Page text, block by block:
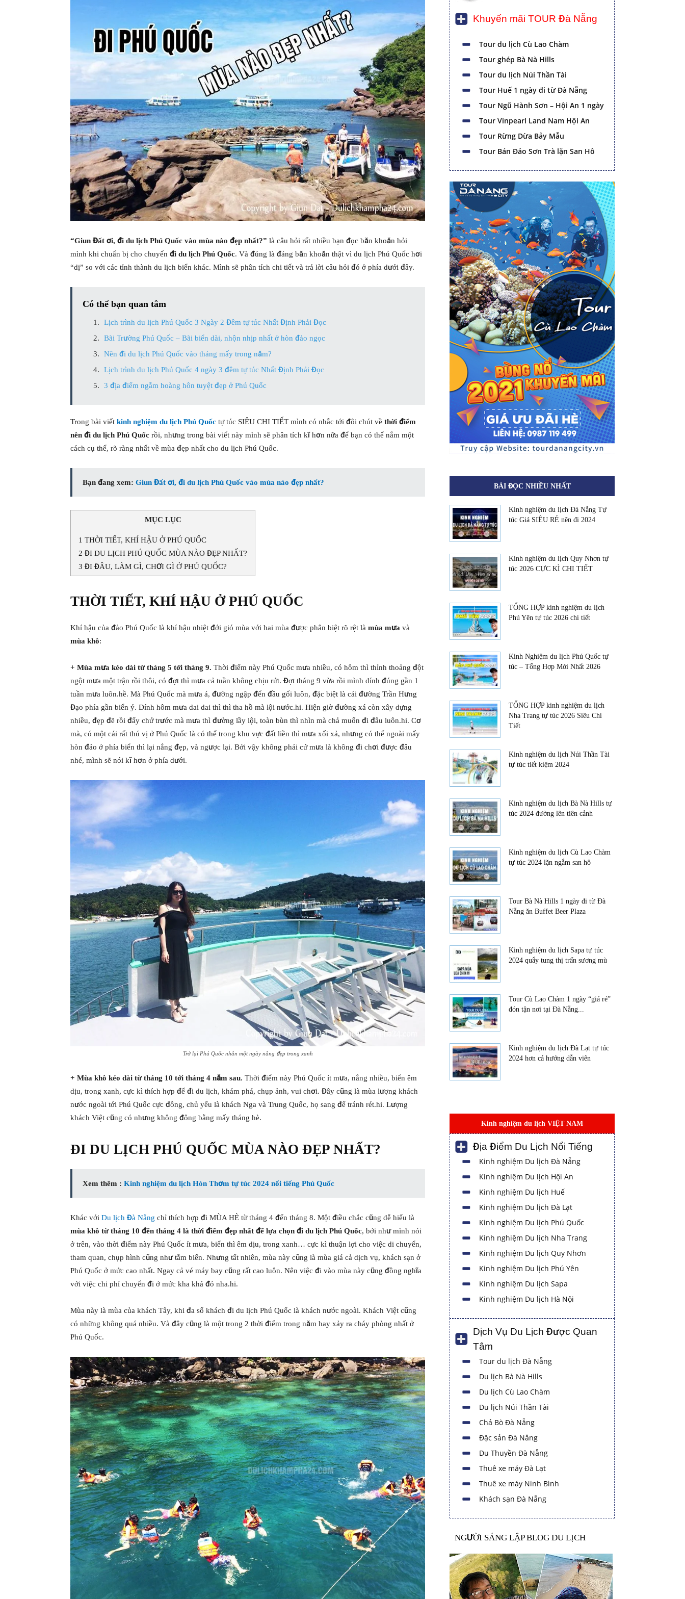
“Giun Đất ơi, đi du lịch Phú Quốc vào mùa nào đẹp nhất?” là câu hỏi rất nhiều bạn đọc băn khoăn hỏi
mình khi chuẩn bị cho chuyến đi du lịch Phú Quốc. Và đúng là đáng băn khoăn thật vì du lịch Phú Quốc hơi
“dị” so với các tỉnh thành du lịch biển khác. Mình sẽ phân tích chi tiết và trả lời câu hỏi đó ở phía dưới đây.
Có thể bạn quan tâm
Lịch trình du lịch Phú Quốc 3 Ngày 2 Đêm tự túc Nhất Định Phải Đọc
Bãi Trường Phú Quốc – Bãi biển dài, nhộn nhịp nhất ở hòn đảo ngọc
Nên đi du lịch Phú Quốc vào tháng mấy trong năm?
Lịch trình du lịch Phú Quốc 4 ngày 3 đêm tự túc Nhất Định Phải Đọc
3 địa điểm ngắm hoàng hôn tuyệt đẹp ở Phú Quốc
Trong bài viết kinh nghiệm du lịch Phú Quốc tự túc SIÊU CHI TIẾT mình có nhắc tới đôi chút về thời điểm
nên đi du lịch Phú Quốc rồi, nhưng trong bài viết này mình sẽ phân tích kĩ hơn nữa để bạn có thể nắm một
cách cụ thể, rõ ràng nhất về mùa đẹp nhất cho du lịch Phú Quốc.
Bạn đang xem: Giun Đất ơi, đi du lịch Phú Quốc vào mùa nào đẹp nhất?
MỤC LỤC
1 THỜI TIẾT, KHÍ HẬU Ở PHÚ QUỐC
2 ĐI DU LỊCH PHÚ QUỐC MÙA NÀO ĐẸP NHẤT?
3 ĐI ĐÂU, LÀM GÌ, CHƠI GÌ Ở PHÚ QUỐC?
THỜI TIẾT, KHÍ HẬU Ở PHÚ QUỐC
Khí hậu của đảo Phú Quốc là khí hậu nhiệt đới gió mùa với hai mùa được phân biệt rõ rệt là mùa mưa và
mùa khô:
+ Mùa mưa kéo dài từ tháng 5 tới tháng 9. Thời điểm này Phú Quốc mưa nhiều, có hôm thì thỉnh thoảng đột
ngột mưa một trận rồi thôi, có đợt thì mưa cả tuần không chịu rứt. Đợt tháng 9 vừa rồi mình dính đúng gần 1
tuần mưa luôn.hề. Mà Phú Quốc mà mưa á, đường ngập đến đầu gối luôn, đặc biệt là cái đường Trần Hưng
Đạo phía gần biển ý. Dính hôm mưa dai dai thì thì tha hồ mà lội nước.hi. Hiện giờ đường xá còn xây dựng
nhiều, đẹp đẽ rồi đấy chứ trước mà mưa thì đường lầy lội, toàn bùn thì nhìn mà chả muốn đi đâu luôn.hi. Cơ
mà, có một cái rất thú vị ở Phú Quốc là có thể trong khu vực đất liền thì mưa xối xả, nhưng có thể ngoài mấy
hòn đảo ở phía biển thì lại nắng đẹp, và ngược lại. Bởi vậy không phải cứ mưa là không đi chơi được đâu
nhé, mình sẽ nói kĩ hơn ở phía dưới.
Trở lại Phú Quốc nhân một ngày nắng đẹp trong xanh
+ Mùa khô kéo dài từ tháng 10 tới tháng 4 năm sau. Thời điểm này Phú Quốc ít mưa, nắng nhiều, biển êm
dịu, trong xanh, cực kì thích hợp để đi du lịch, khám phá, chụp ảnh, vui chơi. Đây cũng là mùa lượng khách
nước ngoài tới Phú Quốc cực đông, chủ yếu là khách Nga và Trung Quốc, họ sang để tránh rét.hi. Lượng
khách Việt cũng có nhưng không đông bằng mấy tháng hè.
ĐI DU LỊCH PHÚ QUỐC MÙA NÀO ĐẸP NHẤT?
Xem thêm : Kinh nghiệm du lịch Hòn Thơm tự túc 2024 nổi tiếng Phú Quốc
Khác với Du lịch Đà Nẵng chỉ thích hợp đi MÙA HÈ từ tháng 4 đến tháng 8. Một điều chắc cũng dễ hiểu là
mùa khô từ tháng 10 đến tháng 4 là thời điểm đẹp nhất để lựa chọn đi du lịch Phú Quốc, bởi như mình nói
ở trên, vào thời điểm này Phú Quốc ít mưa, biển thì êm dịu, trong xanh… cực kì thuận lợi cho việc di chuyển,
tham quan, chụp hình cũng như tắm biển. Nhưng tất nhiên, mùa này cũng là mùa giá cả dịch vụ, khách sạn ở
Phú Quốc ở mức cao nhất. Ngay cả vé máy bay cũng rất cao luôn. Nên việc đi vào mùa này cũng đồng nghĩa
với việc chi phí chuyến đi ở mức kha khá đó nha.hi.
Mùa này là mùa của khách Tây, khi đa số khách đi du lịch Phú Quốc là khách nước ngoài. Khách Việt cũng
có những không quá nhiều. Và đây cũng là một trong 2 thời điểm trong năm hay xảy ra cháy phòng nhất ở
Phú Quốc.
Khuyến mãi TOUR Đà Nẵng
Tour du lịch Cù Lao Chàm
Tour ghép Bà Nà Hills
Tour du lịch Núi Thần Tài
Tour Huế 1 ngày đi từ Đà Nẵng
Tour Ngũ Hành Sơn – Hội An 1 ngày
Tour Vinpearl Land Nam Hội An
Tour Rừng Dừa Bảy Mẫu
Tour Bán Đảo Sơn Trà lặn San Hô
BÀI ĐỌC NHIỀU NHẤT
Kinh nghiệm du lịch Đà Nẵng Tự
túc Giá SIÊU RẺ nên đi 2024
Kinh nghiệm du lịch Quy Nhơn tự
túc 2026 CỰC KÌ CHI TIẾT
TỔNG HỢP kinh nghiệm du lịch
Phú Yên tự túc 2026 chi tiết
Kinh Nghiệm du lịch Phú Quốc tự
túc – Tổng Hợp Mới Nhất 2026
TỔNG HỢP kinh nghiệm du lịch
Nha Trang tự túc 2026 Siêu Chi
Tiết
Kinh nghiệm du lịch Núi Thần Tài
tự túc tiết kiệm 2024
Kinh nghiệm du lịch Bà Nà Hills tự
túc 2024 đường lên tiên cảnh
Kinh nghiệm du lịch Cù Lao Chàm
tự túc 2024 lặn ngắm san hô
Tour Bà Nà Hills 1 ngày đi từ Đà
Nẵng ăn Buffet Beer Plaza
Kinh nghiệm du lịch Sapa tự túc
2024 quẩy tung thị trấn sương mù
Tour Cù Lao Chàm 1 ngày “giá rẻ”
đón tận nơi tại Đà Nẵng...
Kinh nghiệm du lịch Đà Lạt tự túc
2024 hơn cả hướng dẫn viên
Kinh nghiệm du lịch VIỆT NAM
Địa Điểm Du Lịch Nổi Tiếng
Kinh nghiệm Du lịch Đà Nẵng
Kinh nghiệm Du lịch Hội An
Kinh nghiệm Du lịch Huế
Kinh nghiệm Du lịch Đà Lạt
Kinh nghiệm Du lịch Phú Quốc
Kinh nghiệm Du lịch Nha Trang
Kinh nghiệm Du lịch Quy Nhơn
Kinh nghiệm Du lịch Phú Yên
Kinh nghiệm Du lịch Sapa
Kinh nghiệm Du lịch Hà Nội
Dịch Vụ Du Lịch Được Quan
Tâm
Tour du lịch Đà Nẵng
Du lịch Bà Nà Hills
Du lịch Cù Lao Chàm
Du lịch Núi Thần Tài
Chả Bò Đà Nẵng
Đặc sản Đà Nẵng
Du Thuyền Đà Nẵng
Thuê xe máy Đà Lạt
Thuê xe máy Ninh Bình
Khách sạn Đà Nẵng
NGƯỜI SÁNG LẬP BLOG DU LỊCH